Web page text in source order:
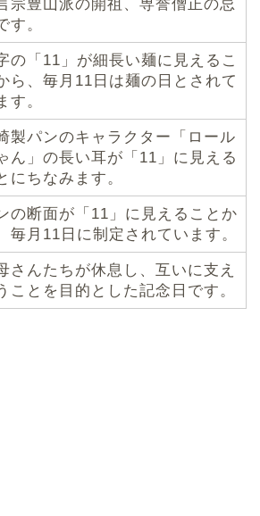
宗豊山派の開祖、専誉僧正の忌
す。
の「11」が細長い麺に見えるこ
ら、毎月11日は麺の日とされて
す。
製パンのキャラクター「ロール
ん」の長い耳が「11」に見える
にちなみます。
の断面が「11」に見えることか
毎月11日に制定されています。
さんたちが休息し、互いに支え
ことを目的とした記念日です。